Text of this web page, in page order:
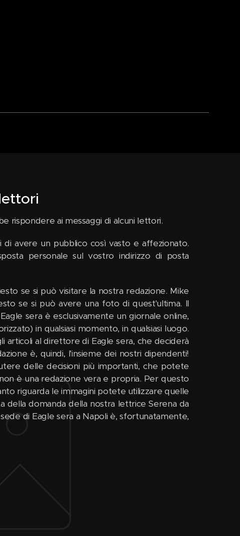
rispondere ai messaggi di alcuni lettori.
avere un pubblico così vasto e affezionato.
personale sul vostro indirizzo di posta
se si può visitare la nostra redazione. Mike
se si può avere una foto di quest'ultima. Il
sera è esclusivamente un giornale online,
in qualsiasi momento, in qualsiasi luogo.
articoli al direttore di Eagle sera, che deciderà
è, quindi, l'insieme dei nostri dipendenti!
delle decisioni più importanti, che potete
è una redazione vera e propria. Per questo
riguarda le immagini potete utilizzare quelle
della domanda della nostra lettrice Serena da
di Eagle sera a Napoli è, sfortunatamente,